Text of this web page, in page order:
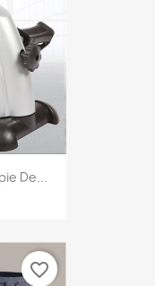
De...
favorite_border